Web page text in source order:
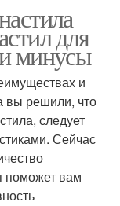
для
минусы
и
вы решили, что
следует
Сейчас
поможет вам